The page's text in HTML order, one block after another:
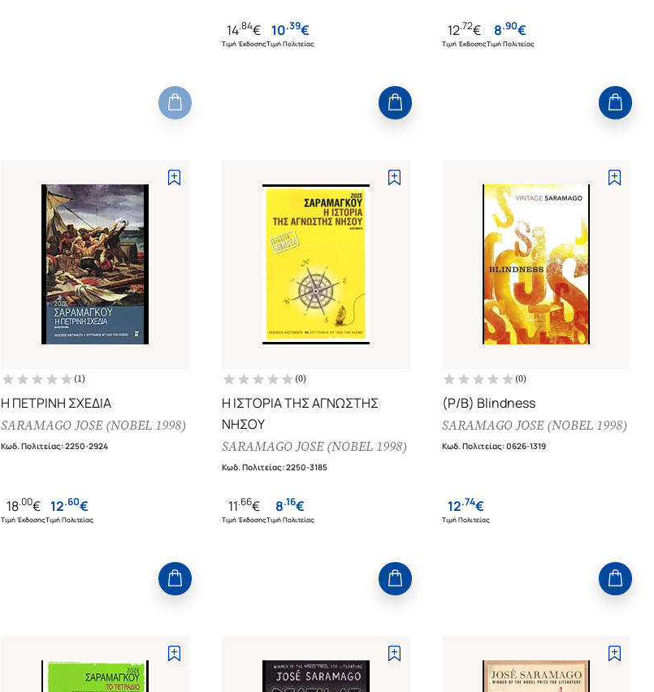
14.84€
Τιμή Έκδοσης
10.39€
Τιμή Πολιτείας
12.72€
Τιμή Έκδοσης
8.90€
Τιμή Πολιτείας
(1)
Η ΠΕΤΡΙΝΗ ΣΧΕΔΙΑ
SARAMAGO JOSE (NOBEL 1998)
Κωδ. Πολιτείας:2250-2924
18.00€
Τιμή Έκδοσης
12.60€
Τιμή Πολιτείας
(0)
Η ΙΣΤΟΡΙΑ ΤΗΣ ΑΓΝΩΣΤΗΣ
ΝΗΣΟΥ
SARAMAGO JOSE (NOBEL 1998)
Κωδ. Πολιτείας:2250-3185
11.66€
Τιμή Έκδοσης
8.16€
Τιμή Πολιτείας
(0)
(P/B) Blindness
SARAMAGO JOSE (NOBEL 1998)
Κωδ. Πολιτείας:0626-1319
12.74€
Τιμή Πολιτείας